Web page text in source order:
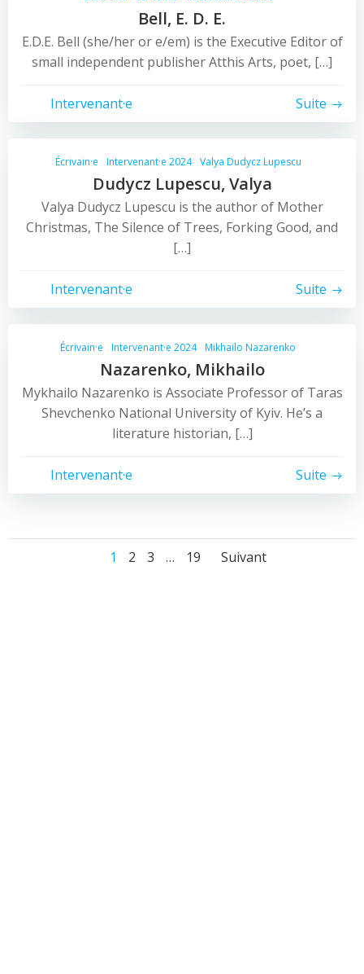
Bell, E. D. E.
E.D.E. Bell (she/her or e/em) is the Executive Editor of
small independent publisher Atthis Arts, poet, […]
Intervenant·e Suite
Écrivain·e Intervenant·e 2024 Valya Dudycz Lupescu
Dudycz Lupescu, Valya
Valya Dudycz Lupescu is the author of Mother
Christmas, The Silence of Trees, Forking Good, and
[…]
Intervenant·e Suite
Écrivain·e Intervenant·e 2024 Mikhailo Nazarenko
Nazarenko, Mikhailo
Mykhailo Nazarenko is Associate Professor of Taras
Shevchenko National University of Kyiv. He’s a
literature historian, […]
Intervenant·e Suite
Posts
Page
1 Page
2 Page
3 … Page
19
Posts
Suivant